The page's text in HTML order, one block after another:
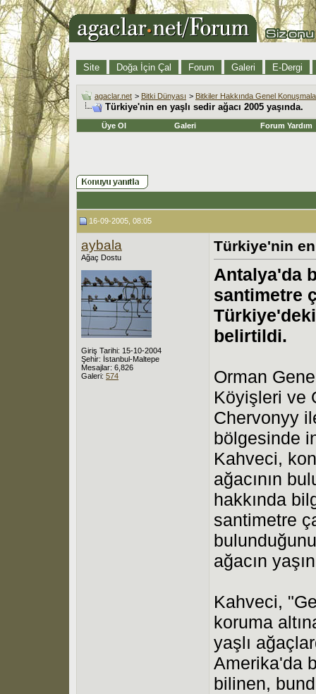
Site Doğa İçin Çal Forum Galeri E-Dergi
agaclar.net > Bitki Dünyası > Bitkiler Hakkında Genel
Türkiye'nin en yaşlı sedir ağacı 2005 yaşında.
Üye Ol Galeri Forum Yardım
16-09-2005, 08:05
aybala
Ağaç Dostu
Giriş Tarihi: 15-10-2004
Şehir: İstanbul-Maltepe
Mesajlar: 6,826
Galeri: 574
Türkiye'nin en
Antalya'da
santimetre
belirtildi.
Orman
Köyişleri ve
Chervonyy
bölgesinde
Kahveci,
ağacının
hakkında
santimetre
ağacın
Kahveci,
koruma
yaşlı
Amerika'da
bilinen,